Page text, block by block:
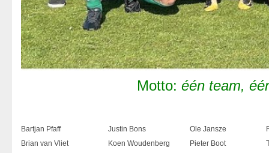
Motto: één team,
Bartjan Pfaff Justin Bons Ole Jansze
Brian van Vliet
Koen Woudenberg Pieter Boot